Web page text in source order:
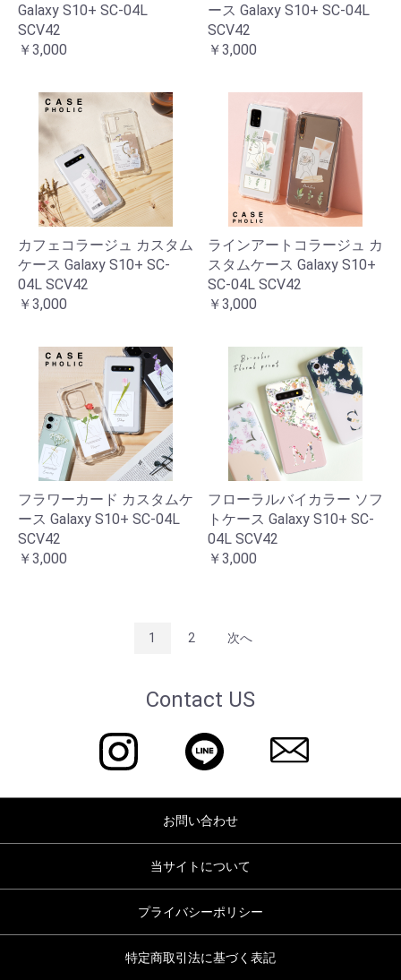
Galaxy S10+ SC-04L
SCV42
￥3,000
ース Galaxy S10+ SC-04L
SCV42
￥3,000
カフェコラージュ カスタム
ケース Galaxy S10+ SC-
04L SCV42
￥3,000
ラインアートコラージュ カ
スタムケース Galaxy S10+
SC-04L SCV42
￥3,000
フラワーカード カスタムケ
ース Galaxy S10+ SC-04L
SCV42
￥3,000
フローラルバイカラー ソフ
トケース Galaxy S10+ SC-
04L SCV42
￥3,000
1 2 次へ
Contact US
お問い合わせ
当サイトについて
プライバシーポリシー
特定商取引法に基づく表記